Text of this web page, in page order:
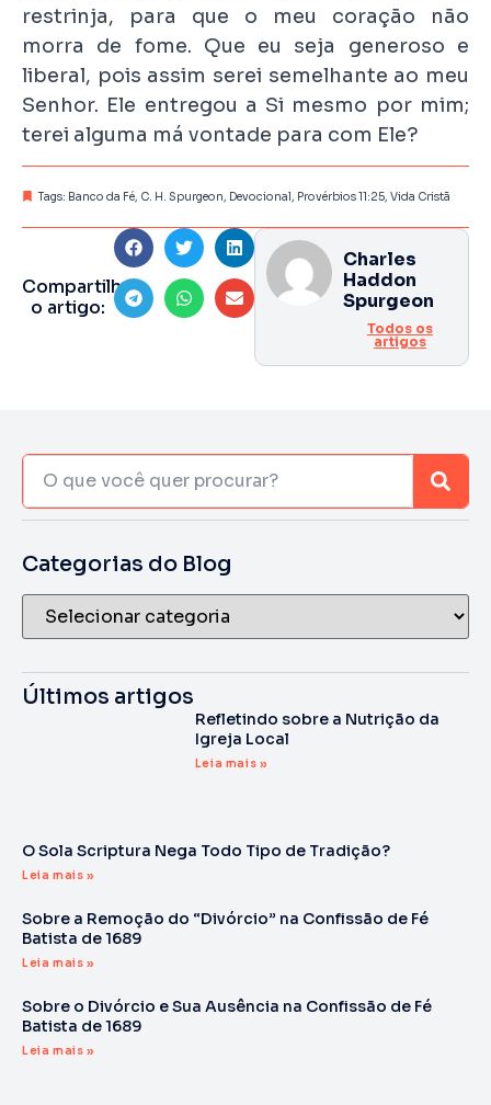
restrinja, para que o meu coração não
morra de fome. Que eu seja generoso e
liberal, pois assim serei semelhante ao meu
Senhor. Ele entregou a Si mesmo por mim;
terei alguma má vontade para com Ele?
Tags: Banco da Fé, C. H. Spurgeon, Devocional, Provérbios 11:25, Vida Cristã
Compartilhe
o artigo:
Charles
Haddon
Spurgeon
Todos os
artigos
Categorias do Blog
Últimos artigos
Refletindo sobre a Nutrição da
Igreja Local
Leia mais »
O Sola Scriptura Nega Todo Tipo de Tradição?
Leia mais »
Sobre a Remoção do “Divórcio” na Confissão de Fé
Batista de 1689
Leia mais »
Sobre o Divórcio e Sua Ausência na Confissão de Fé
Batista de 1689
Leia mais »